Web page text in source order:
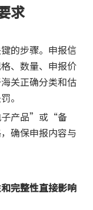
求
的步骤。申报信
、数量、申报价
关正确分类和估
。
子产品”或“备
确保申报内容与
完整性直接影响